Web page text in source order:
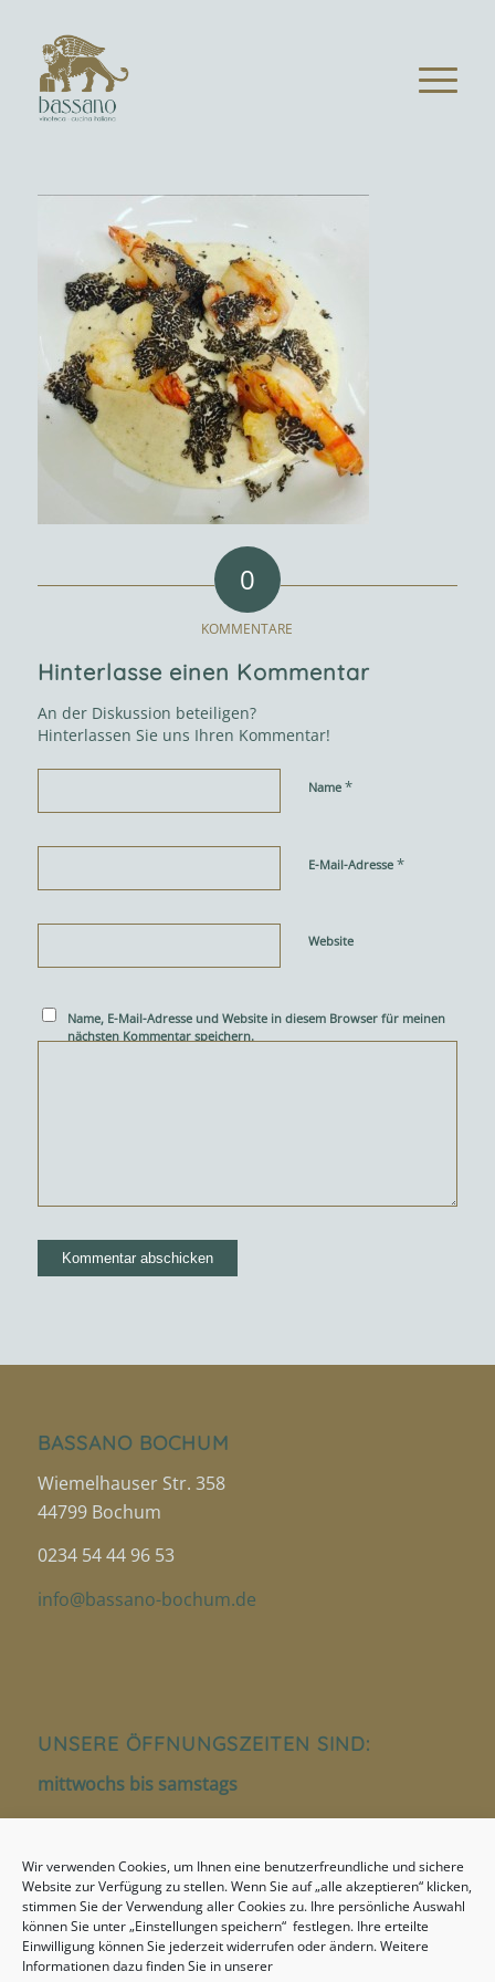
Wir verwenden Cookies, um Ihnen eine benutzerfreundliche und sichere
Website zur Verfügung zu stellen. Wenn Sie auf „alle akzeptieren“ klicken,
stimmen Sie der Verwendung aller Cookies zu. Ihre persönliche Auswahl
können Sie unter „Einstellungen speichern“ festlegen. Ihre erteilte
Einwilligung können Sie jederzeit widerrufen oder ändern. Weitere
Informationen dazu finden Sie in unserer
0
KOMMENTARE
Hinterlasse einen Kommentar
An der Diskussion beteiligen?
Hinterlassen Sie uns Ihren Kommentar!
Name *
E-Mail-Adresse *
Website
Name, E-Mail-Adresse und Website in diesem Browser für meinen
nächsten Kommentar speichern.
BASSANO BOCHUM
Wiemelhauser Str. 358
44799 Bochum
0234 54 44 96 53
info@bassano-bochum.de
UNSERE ÖFFNUNGSZEITEN SIND:
mittwochs bis samstags
18.00 – 22.00 Uhr
sonntags
17.00 – 22.00 Uhr